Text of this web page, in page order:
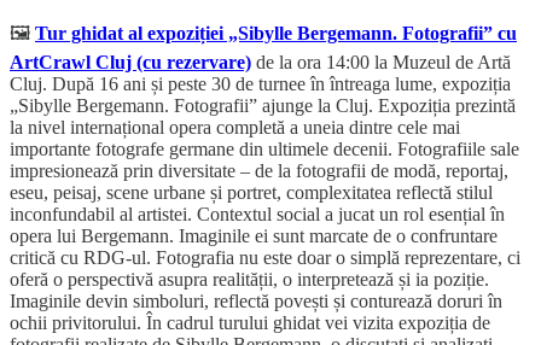
🖼️ Tur ghidat al expoziției „Sibylle Bergemann. Fotografii” cu
ArtCrawl Cluj (cu rezervare) de la ora 14:00 la Muzeul de Artă
Cluj. După 16 ani și peste 30 de turnee în întreaga lume, expoziția
„Sibylle Bergemann. Fotografii” ajunge la Cluj. Expoziția prezintă
la nivel internațional opera completă a uneia dintre cele mai
importante fotografe germane din ultimele decenii. Fotografiile sale
impresionează prin diversitate – de la fotografii de modă, reportaj,
eseu, peisaj, scene urbane și portret, complexitatea reflectă stilul
inconfundabil al artistei. Contextul social a jucat un rol esențial în
opera lui Bergemann. Imaginile ei sunt marcate de o confruntare
critică cu RDG-ul. Fotografia nu este doar o simplă reprezentare, ci
oferă o perspectivă asupra realității, o interpretează și ia poziție.
Imaginile devin simboluri, reflectă povești și conturează doruri în
ochii privitorului. În cadrul turului ghidat vei vizita expoziția de